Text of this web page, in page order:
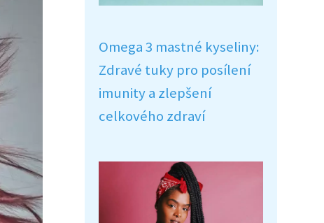
Omega 3 mastné kyseliny:
Zdravé tuky pro posílení
imunity a zlepšení
celkového zdraví